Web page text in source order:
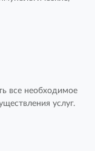
все необходимое
услуг.